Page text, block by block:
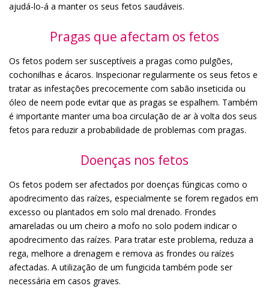
ajudá-lo-á a manter os seus fetos saudáveis.
Pragas que afectam os fetos
Os fetos podem ser susceptíveis a pragas como pulgões,
cochonilhas e ácaros. Inspecionar regularmente os seus fetos e
tratar as infestações precocemente com sabão inseticida ou
óleo de neem pode evitar que as pragas se espalhem. Também
é importante manter uma boa circulação de ar à volta dos seus
fetos para reduzir a probabilidade de problemas com pragas.
Doenças nos fetos
Os fetos podem ser afectados por doenças fúngicas como o
apodrecimento das raízes, especialmente se forem regados em
excesso ou plantados em solo mal drenado. Frondes
amareladas ou um cheiro a mofo no solo podem indicar o
apodrecimento das raízes. Para tratar este problema, reduza a
rega, melhore a drenagem e remova as frondes ou raízes
afectadas. A utilização de um fungicida também pode ser
necessária em casos graves.